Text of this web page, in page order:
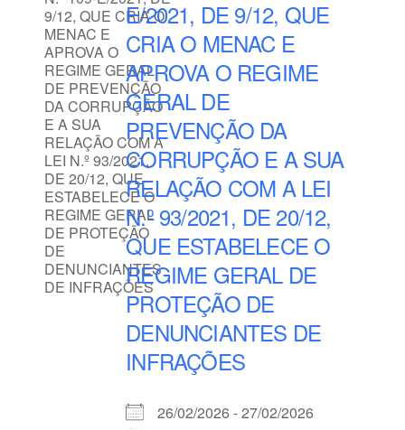
E/2021, DE 9/12, QUE
CRIA O MENAC E
APROVA O REGIME
GERAL DE
PREVENÇÃO DA
CORRUPÇÃO E A SUA
RELAÇÃO COM A LEI
N.º 93/2021, DE 20/12,
QUE ESTABELECE O
REGIME GERAL DE
PROTEÇÃO DE
DENUNCIANTES DE
INFRAÇÕES
26/02/2026 - 27/02/2026